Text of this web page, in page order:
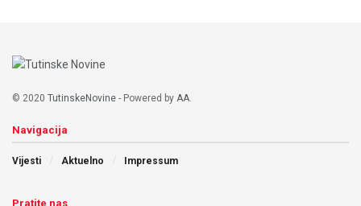
© 2020 TutinskeNovine - Powered by AA.
Navigacija
Vijesti Aktuelno Impressum
Pratite nas